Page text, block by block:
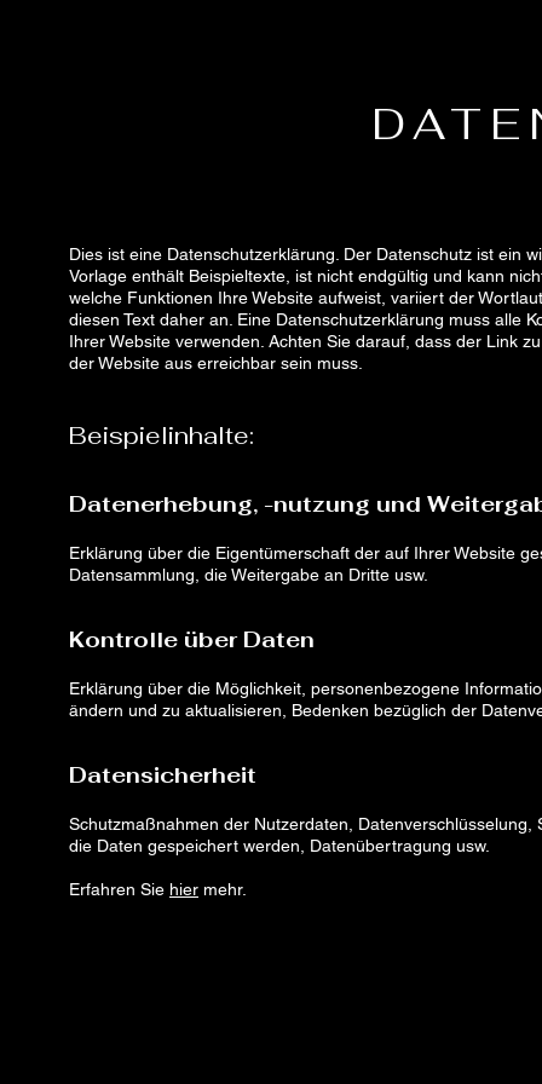
Dies ist eine Datenschutzerklärung. Der Datenschutz ist ein
Vorlage enthält Beispieltexte, ist nicht endgültig und kann
welche Funktionen Ihre Website aufweist, variiert der
diesen Text daher an. Eine Datenschutzerklärung muss alle
Ihrer Website verwenden. Achten Sie darauf, dass der Link
der Website aus erreichbar sein muss.
Beispielinhalte:
Datenerhebung, -nutzung und
Erklärung über die Eigentümerschaft der auf Ihrer Website
Datensammlung, die Weitergabe an Dritte usw.
Kontrolle über Daten
Erklärung über die Möglichkeit, personenbezogene
ändern und zu aktualisieren, Bedenken bezüglich der
Datensicherheit
Schutzmaßnahmen der Nutzerdaten, Datenverschlüsselung,
die Daten gespeichert werden, Datenübertragung usw.
Erfahren Sie hier mehr.